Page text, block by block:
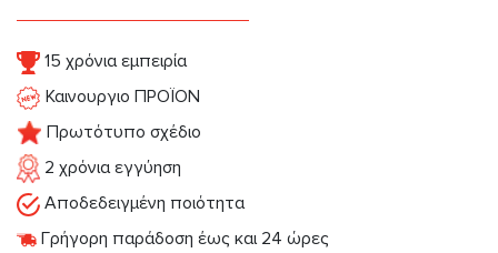
15 χρόνια εμπειρία
Καινουργιο ΠΡΟΪΟΝ
Πρωτότυπο σχέδιο
2 χρόνια εγγύηση
Αποδεδειγμένη ποιότητα
Γρήγορη παράδοση έως και 24 ώρες